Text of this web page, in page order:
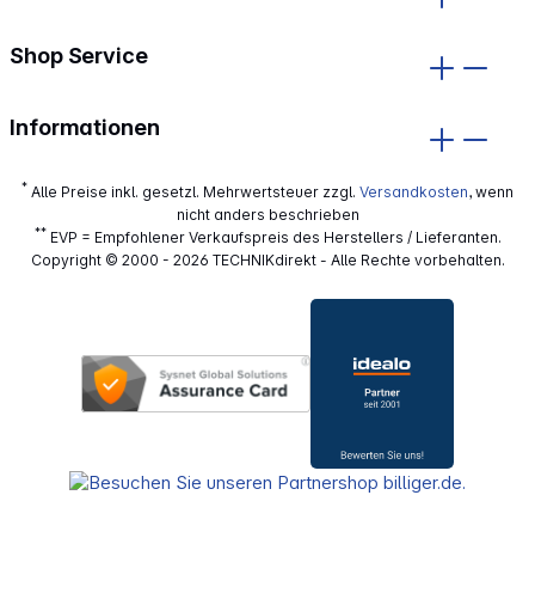
Shop Service
Informationen
* Alle Preise inkl. gesetzl. Mehrwertsteuer zzgl. Versandkosten, wenn
nicht anders beschrieben
**EVP = Empfohlener Verkaufspreis des Herstellers / Lieferanten.
Copyright © 2000 - 2026 TECHNIKdirekt - Alle Rechte vorbehalten.